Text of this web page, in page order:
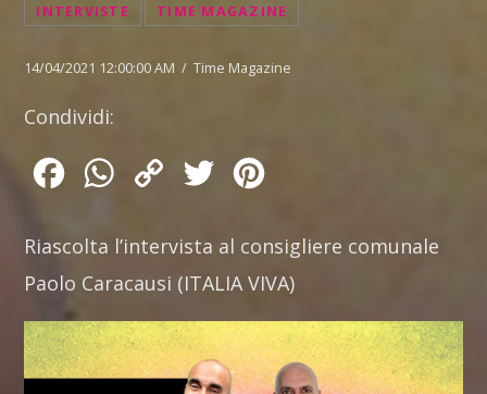
INTERVISTE TIME MAGAZINE
14/04/2021 12:00:00 AM / Time Magazine
Condividi:
FacebookWhatsApp
Copy
Twitter
Riascolta l’intervista al consigliere comunale
Paolo Caracausi (ITALIA VIVA)